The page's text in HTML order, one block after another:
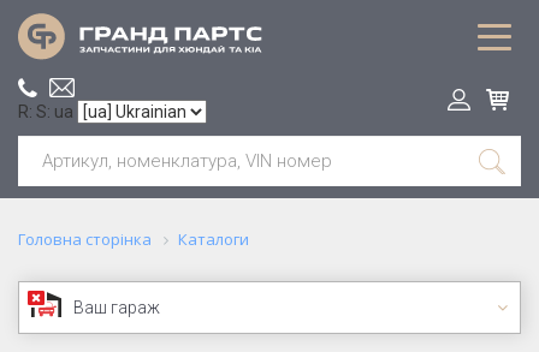
R: S: ua
Головна сторінка Каталоги
Ваш гараж